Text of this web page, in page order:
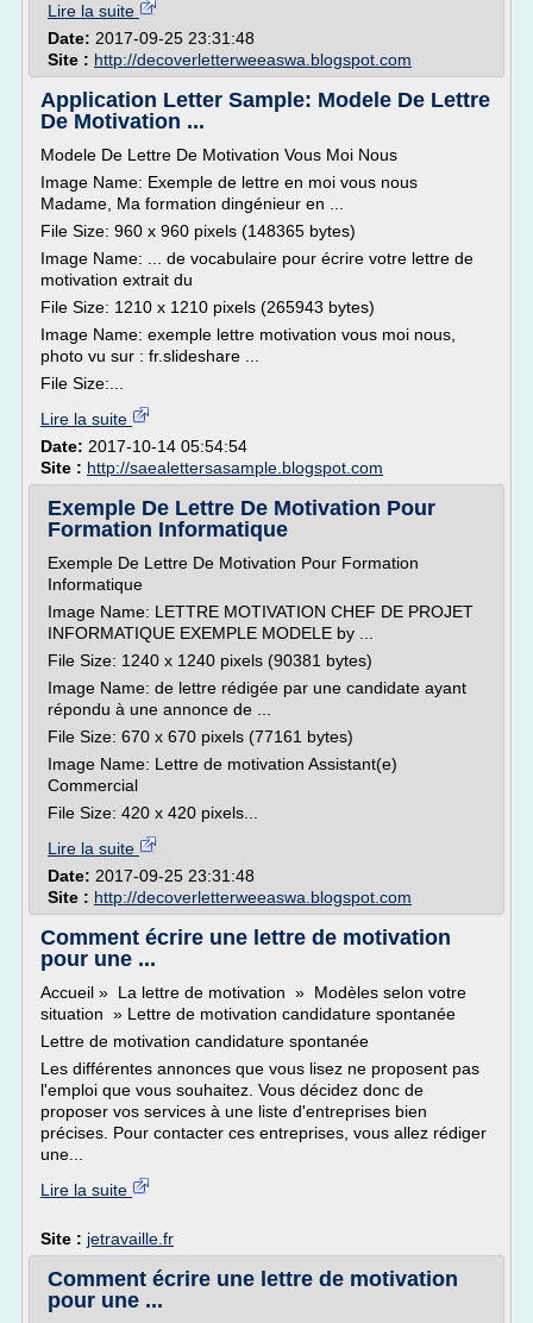
Lire la suite
Date: 2017-09-25 23:31:48
Site : http://decoverletterweeaswa.blogspot.com
Application Letter Sample: Modele De Lettre
De Motivation ...
Modele De Lettre De Motivation Vous Moi Nous
Image Name: Exemple de lettre en moi vous nous
Madame, Ma formation dingénieur en ...
File Size: 960 x 960 pixels (148365 bytes)
Image Name: ... de vocabulaire pour écrire votre lettre de
motivation extrait du
File Size: 1210 x 1210 pixels (265943 bytes)
Image Name: exemple lettre motivation vous moi nous,
photo vu sur : fr.slideshare ...
File Size:...
Lire la suite
Date: 2017-10-14 05:54:54
Site : http://saealettersasample.blogspot.com
Exemple De Lettre De Motivation Pour
Formation Informatique
Exemple De Lettre De Motivation Pour Formation
Informatique
Image Name: LETTRE MOTIVATION CHEF DE PROJET
INFORMATIQUE EXEMPLE MODELE by ...
File Size: 1240 x 1240 pixels (90381 bytes)
Image Name: de lettre rédigée par une candidate ayant
répondu à une annonce de ...
File Size: 670 x 670 pixels (77161 bytes)
Image Name: Lettre de motivation Assistant(e)
Commercial
File Size: 420 x 420 pixels...
Lire la suite
Date: 2017-09-25 23:31:48
Site : http://decoverletterweeaswa.blogspot.com
Comment écrire une lettre de motivation
pour une ...
Accueil » La lettre de motivation » Modèles selon votre
situation » Lettre de motivation candidature spontanée
Lettre de motivation candidature spontanée
Les différentes annonces que vous lisez ne proposent pas
l'emploi que vous souhaitez. Vous décidez donc de
proposer vos services à une liste d'entreprises bien
précises. Pour contacter ces entreprises, vous allez rédiger
une...
Lire la suite
Site : jetravaille.fr
Comment écrire une lettre de motivation
pour une ...